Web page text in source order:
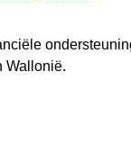
Wallonië.